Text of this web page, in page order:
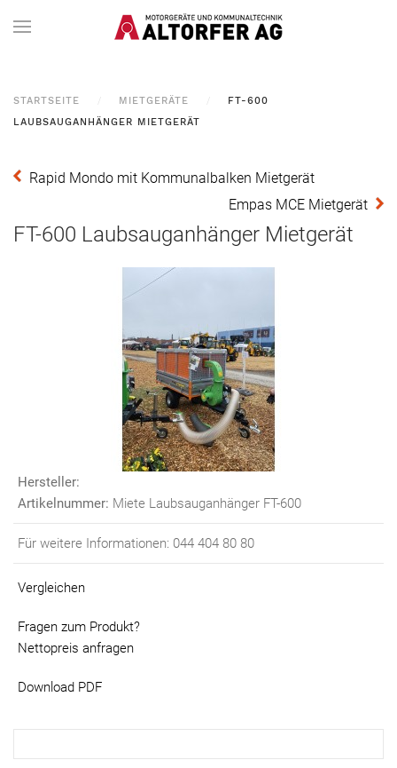
STARTSEITE MIETGERÄTE
FT-600
LAUBSAUGANHÄNGER MIETGERÄT
Rapid Mondo mit Kommunalbalken Mietgerät
Empas MCE Mietgerät
FT-600 Laubsauganhänger Mietgerät
Hersteller:
Artikelnummer: Miete Laubsauganhänger FT-600
Für weitere Informationen: 044 404 80 80
Vergleichen
Fragen zum Produkt?
Nettopreis anfragen
Download PDF